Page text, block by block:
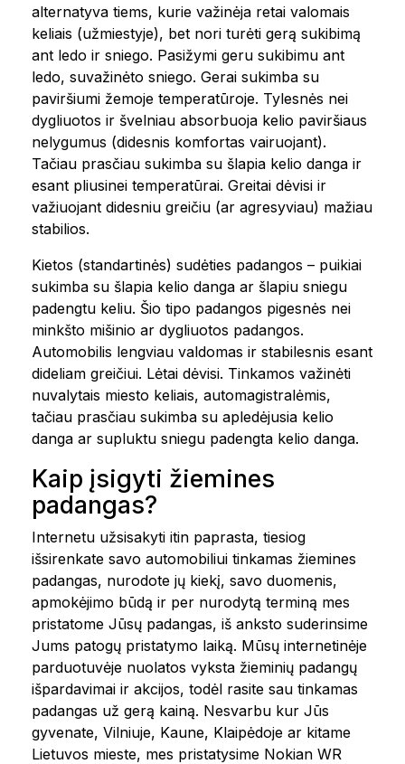
alternatyva tiems, kurie važinėja retai valomais
keliais (užmiestyje), bet nori turėti gerą sukibimą
ant ledo ir sniego. Pasižymi geru sukibimu ant
ledo, suvažinėto sniego. Gerai sukimba su
paviršiumi žemoje temperatūroje. Tylesnės nei
dygliuotos ir švelniau absorbuoja kelio paviršiaus
nelygumus (didesnis komfortas vairuojant).
Tačiau prasčiau sukimba su šlapia kelio danga ir
esant pliusinei temperatūrai. Greitai dėvisi ir
važiuojant didesniu greičiu (ar agresyviau) mažiau
stabilios.
Kietos (standartinės) sudėties padangos – puikiai
sukimba su šlapia kelio danga ar šlapiu sniegu
padengtu keliu. Šio tipo padangos pigesnės nei
minkšto mišinio ar dygliuotos padangos.
Automobilis lengviau valdomas ir stabilesnis esant
dideliam greičiui. Lėtai dėvisi. Tinkamos važinėti
nuvalytais miesto keliais, automagistralėmis,
tačiau prasčiau sukimba su apledėjusia kelio
danga ar supluktu sniegu padengta kelio danga.
Kaip įsigyti žiemines
padangas?
Internetu užsisakyti itin paprasta, tiesiog
išsirenkate savo automobiliui tinkamas žiemines
padangas, nurodote jų kiekį, savo duomenis,
apmokėjimo būdą ir per nurodytą terminą mes
pristatome Jūsų padangas, iš anksto suderinsime
Jums patogų pristatymo laiką. Mūsų internetinėje
parduotuvėje nuolatos vyksta žieminių padangų
išpardavimai ir akcijos, todėl rasite sau tinkamas
padangas už gerą kainą. Nesvarbu kur Jūs
gyvenate, Vilniuje, Kaune, Klaipėdoje ar kitame
Lietuvos mieste, mes pristatysime Nokian WR